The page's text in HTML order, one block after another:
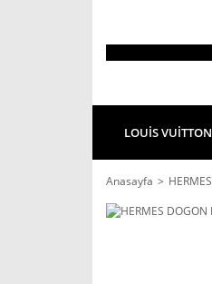
LOUİS VUİTTON
Anasayfa HERMES